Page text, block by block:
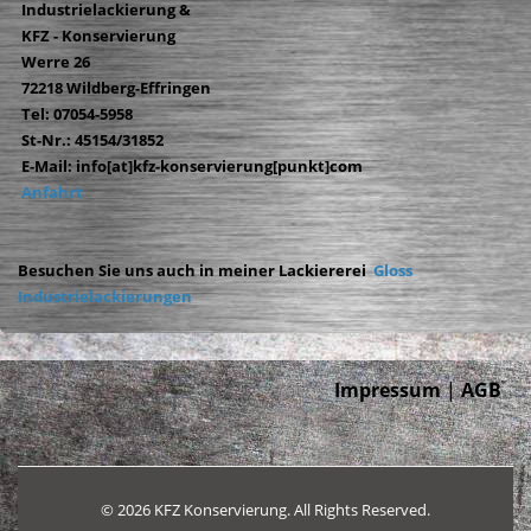
Industrielackierung &
KFZ - Konservierung
Werre 26
72218 Wildberg-Effringen
Tel: 07054-5958
St-Nr.: 45154/31852
E-Mail: info[at]kfz-konservierung[punkt]com
Anfahrt
Besuchen Sie uns auch in meiner LackierereiGloss
Industrielackierungen
Impressum|AGB
© 2026 KFZ Konservierung. All Rights Reserved.